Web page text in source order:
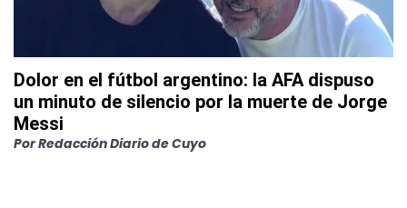
Dolor en el fútbol argentino: la AFA dispuso
un minuto de silencio por la muerte de Jorge
Messi
PorRedacción Diario de Cuyo